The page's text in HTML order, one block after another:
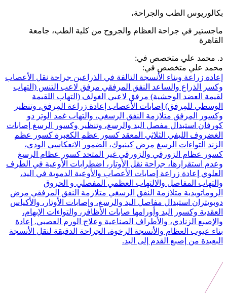
بكالوريوس الطب والجراحة،
ماجستير في جراحة العظام والجروح من كلية الطب، جامعة
القاهرة
د. محمد علي متخصص في:
محمد علي متخصص في:
إعادة زراعة وبناء الأنسجة التالفة في الذراعين جراحة نقل الأعصاب
وكسر الذراع والساعد النفق المرفقي مرفق لاعب التنس (التهاب
لقيمة العضد الوحشية) مرفق لاعبي الغولف (التهاب اللقيمة
الوسطي للمِرفق) إصابات الأعصاب إعادة زراعة المِرفق، وتنظير
وكسور المِرفق متلازمة النفق الرسغي، والتهاب غمد الوتر دو
كورفان استبدال مفصل اليد والرسغ، وتنظير وكسور الرسغ إصابات
الغضروف الليفي الثلاثي المعقد كسور عظم الكعبرة كسور عظم
الزند التواءات الرسغ مرض كينبوك، الضمور الانعكاسي الودي،
كسور عظام الزورقي والزورقي غير المتحد كسور عظام الرسغ
وعدم استقرارها، جراحة نقل الأوتار، اضطرابات الأوعية في الطرف
العلوي
إعادة زراعة إصابات الأعصاب والأوعية الدموية في اليد،
والتهاب المفاصل والالتهاب العظمي المفصلي و الحروق
الروماتويدية متلازمة النفق الرسغي متلازمة النفق المرفقي مرض
دوبويتران استبدال مفاصل اليد والرسغ، وإصابات الأوتار، والأكياس
العقدية وكسور اليد وأورامها صابات الأظافر، والتواءات الإبهام،
والإصبع الزنادي، والأطراف الصناعية وعلاج الورم العصبي.
إعادة
بناء عيوب العظام والأنسجة الرخوة، الجراحة الدقيقة لنقل الأنسجة
البعيدة من إصبع القدم إلى اليد.